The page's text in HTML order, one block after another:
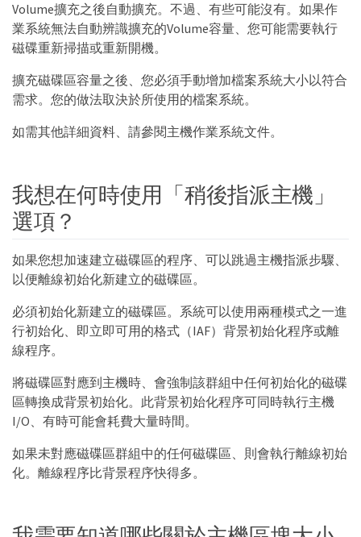
Volume擴充之後自動擴充。不過、有些可能沒有。如果作
業系統無法自動辨識擴充的Volume容量、您可能需要執行
磁碟重新掃描或重新開機。
擴充磁碟區容量之後、您必須手動增加檔案系統大小以符合
需求。您的做法取決於所使用的檔案系統。
如需其他詳細資料、請參閱主機作業系統文件。
我想在何時使用「稍後指派主機」
選項？
如果您想加速建立磁碟區的程序、可以跳過主機指派步驟、
以便離線初始化新建立的磁碟區。
必須初始化新建立的磁碟區。系統可以使用兩種模式之一進
行初始化、即立即可用的格式（IAF）背景初始化程序或離
線程序。
將磁碟區對應到主機時、會強制該群組中任何初始化的磁碟
區轉換成背景初始化。此背景初始化程序可同時執行主機
I/O、有時可能會耗費大量時間。
如果未對應磁碟區群組中的任何磁碟區、則會執行離線初始
化。離線程序比背景程序快得多。